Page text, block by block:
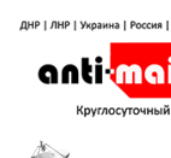
содержимому